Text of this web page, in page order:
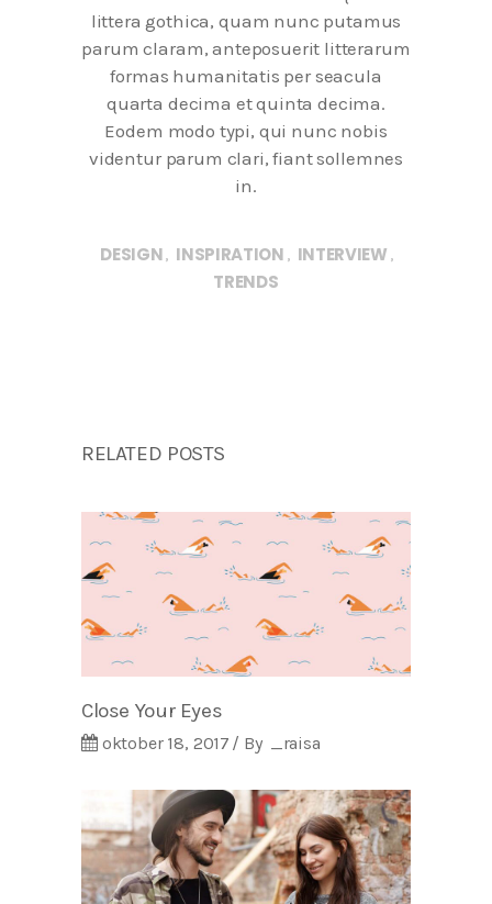
littera gothica, quam nunc putamus
parum claram, anteposuerit litterarum
formas humanitatis per seacula
quarta decima et quinta decima.
Eodem modo typi, qui nunc nobis
videntur parum clari, fiant sollemnes
in.
DESIGN, INSPIRATION , INTERVIEW ,
TRENDS
RELATED POSTS
Close Your Eyes
oktober 18, 2017 By _raisa